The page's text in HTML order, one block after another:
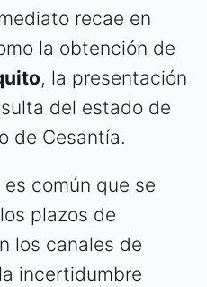
recae en
la obtención de
, la presentación
del estado de
de Cesantía.
común que se
plazos de
los canales de
incertidumbre